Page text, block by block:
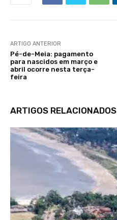
ARTIGO ANTERIOR
Pé-de-Meia: pagamento
para nascidos em março e
abril ocorre nesta terça-
feira
ARTIGOS RELACIONADOS